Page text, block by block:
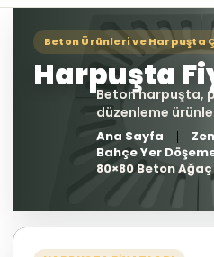
Ana Sayfa
Bahçe Yer
80×80 Beton